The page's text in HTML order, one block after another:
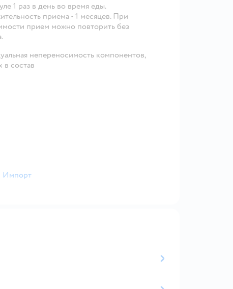
1 раз в день во время еды.
приема - 1 месяцев. При
прием можно повторить без
непереносимость компонентов,
в состав
Импорт